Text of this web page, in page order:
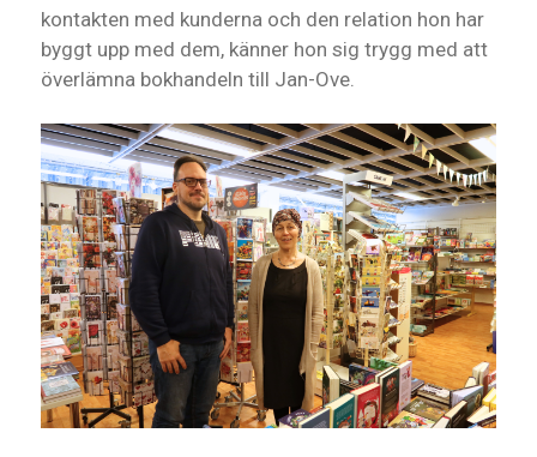
kontakten med kunderna och den relation hon har
byggt upp med dem, känner hon sig trygg med att
överlämna bokhandeln till Jan-Ove.